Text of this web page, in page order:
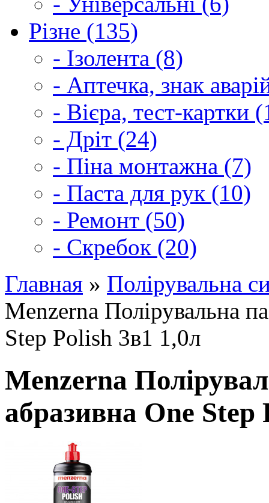
Різне (135)
- Ізолента (8)
- Аптечка, знак
- Вієра, тест-картки
- Дріт (24)
- Піна монтажна (7)
- Паста для рук (10)
- Ремонт (50)
- Скребок (20)
Главная » Полірувальна
Menzerna Полірувальна
Step Polish 3в1 1,0л
Menzerna
абразивна One Step